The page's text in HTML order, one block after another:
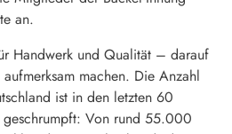
an.
Handwerk und Qualität – darauf
machen. Die Anzahl
ist in den letzten 60
geschrumpft: Von rund 55.000